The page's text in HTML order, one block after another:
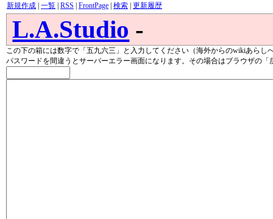
新規作成| 一覧| RSS FrontPage| 検索| 更新履歴
L.A.Studio -
この下の箱には数字で「五九六三」と入力してください（海外からのwikiあらし
パスワードを間違うとサーバーエラー画面になります。その場合はブラウザの「